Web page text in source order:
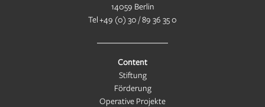
14059 Berlin
Tel+49 (0) 30 / 89 36 35 0
Content
Stiftung
Förderung
Operative Projekte